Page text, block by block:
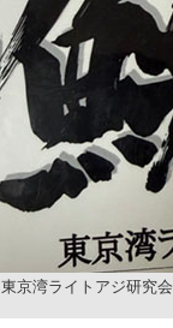
東京湾ライトアジ研究会